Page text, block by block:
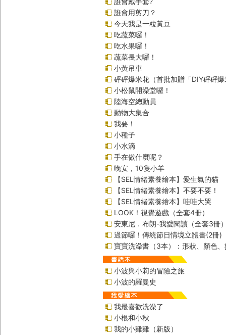
誰會用剪刀？
今天我是一粒黃豆
吃蔬菜囉！
吃水果囉！
蔬菜長大囉！
小黃吊車
砰砰爆米花（首批加贈「DIY砰砰
小松鼠開澡堂囉！
陸海空總動員
動物大集合
我要！
小種子
小水滴
手在做什麼呢？
晚安，10隻小羊
【SEL情緒素養繪本】愛生氣的貓
【SEL情緒素養繪本】不要不要！
【SEL情緒素養繪本】哇哇大哭
LOOK！視覺遊戲（全套4冊）
安東尼．布朗-我愛閱讀（全套3冊
過節囉！傳統節日情境立體書(2冊)
寶寶洗澡書（3本）：形狀、顏色、
小波與小莉的冒險之旅
小波的羅曼史
我最喜歡洗澡了
小根和小秋
我的小雞雞（新版）